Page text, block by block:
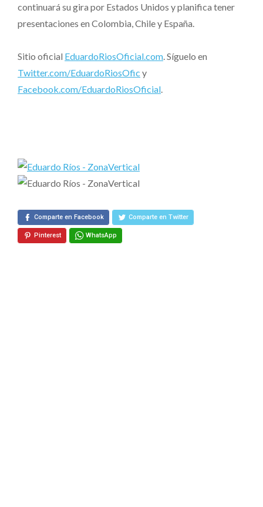
continuará su gira por Estados Unidos y planifica tener
presentaciones en Colombia, Chile y España.
Sitio oficial EduardoRiosOficial.com. Síguelo en
Twitter.com/EduardoRiosOfic y
Facebook.com/EduardoRiosOficial.
Comparte en Facebook Comparte en Twitter
Pinterest WhatsApp